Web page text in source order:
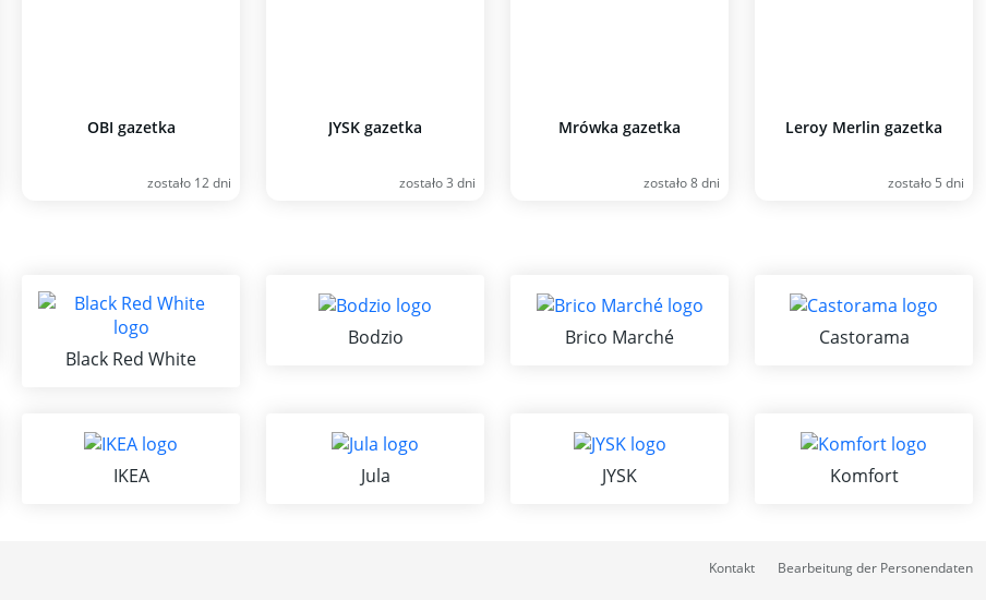
OBI gazetka
zostało 12 dni
JYSK gazetka
zostało 3 dni
Mrówka gazetka
zostało 8 dni
Leroy Merlin gazetka
zostało 5 dni
Black Red White
Bodzio Brico Marché Castorama
IKEA Jula JYSK Komfort
Kontakt Bearbeitung der Personendaten